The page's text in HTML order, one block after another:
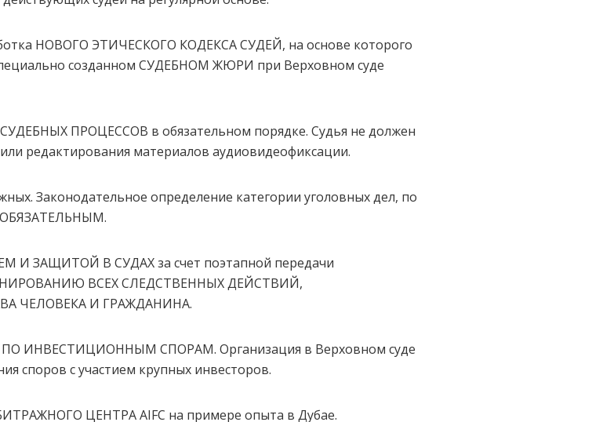
НОВОГО ЭТИЧЕСКОГО КОДЕКСА СУДЕЙ, на основе которого
созданном СУДЕБНОМ ЖЮРИ при Верховном суде
ПРОЦЕССОВ в обязательном порядке. Судья не должен
редактирования материалов аудиовидеофиксации.
Законодательное определение категории уголовных дел, по
ЗАЩИТОЙ В СУДАХ за счет поэтапной передачи
ВСЕХ СЛЕДСТВЕННЫХ ДЕЙСТВИЙ,
ЧЕЛОВЕКА И ГРАЖДАНИНА.
ИНВЕСТИЦИОННЫМ СПОРАМ. Организация в Верховном суде
с участием крупных инвесторов.
ЦЕНТРА AIFC на примере опыта в Дубае.